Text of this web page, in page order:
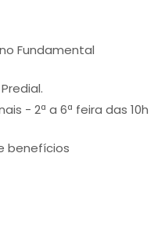
Fundamental
- 2ª a 6ª feira das 10h
benefícios